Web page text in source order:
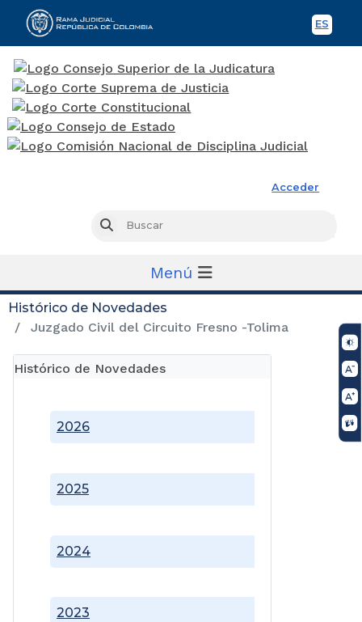
ES
Acceder
Buscar
Menú
Histórico de Novedades
Juzgado Civil del Circuito Fresno -Tolima
Histórico de Novedades
2023
2024
2025
2026